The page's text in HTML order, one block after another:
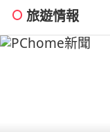
旅遊情報